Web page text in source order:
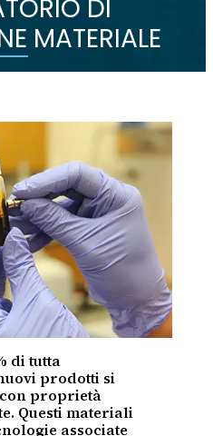
DI
MATERIALE
di tutta
prodotti si
proprietà
Questi materiali
associate